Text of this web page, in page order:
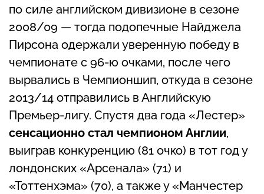
по силе английском дивизионе в сезоне
2008/09 — тогда подопечные Найджела
Пирсона одержали уверенную победу в
чемпионате с 96-ю очками, после чего
вырвались в Чемпионшип, откуда в сезоне
2013/14 отправились в Английскую
Премьер-лигу. Спустя два года «Лестер»
сенсационно стал чемпионом Англии,
выиграв конкуренцию (81 очко) в тот год у
лондонских «Арсенала» (71) и
«Тоттенхэма» (70), а также у «Манчестер